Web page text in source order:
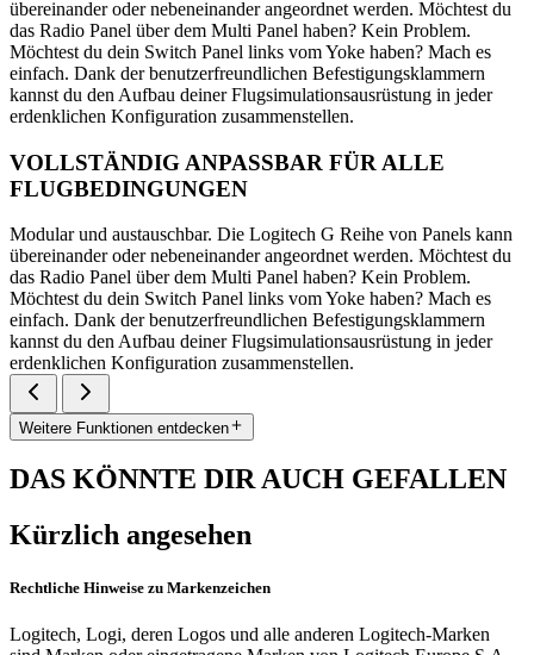
übereinander oder nebeneinander angeordnet werden. Möchtest du
das Radio Panel über dem Multi Panel haben? Kein Problem.
Möchtest du dein Switch Panel links vom Yoke haben? Mach es
einfach. Dank der benutzerfreundlichen Befestigungsklammern
kannst du den Aufbau deiner Flugsimulationsausrüstung in jeder
erdenklichen Konfiguration zusammenstellen.
VOLLSTÄNDIG ANPASSBAR FÜR ALLE
FLUGBEDINGUNGEN
Modular und austauschbar. Die Logitech G Reihe von Panels kann
übereinander oder nebeneinander angeordnet werden. Möchtest du
das Radio Panel über dem Multi Panel haben? Kein Problem.
Möchtest du dein Switch Panel links vom Yoke haben? Mach es
einfach. Dank der benutzerfreundlichen Befestigungsklammern
kannst du den Aufbau deiner Flugsimulationsausrüstung in jeder
erdenklichen Konfiguration zusammenstellen.
Weitere Funktionen entdecken
DAS KÖNNTE DIR AUCH GEFALLEN
Kürzlich angesehen
Rechtliche Hinweise zu Markenzeichen
Logitech, Logi, deren Logos und alle anderen Logitech-Marken